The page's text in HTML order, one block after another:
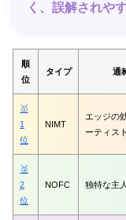
く、誤解されや
順
位
タイプ 通
🥇
1
位
NIMT
エッジの
ーティスト
🥈
2
位
NOFC 独特な主